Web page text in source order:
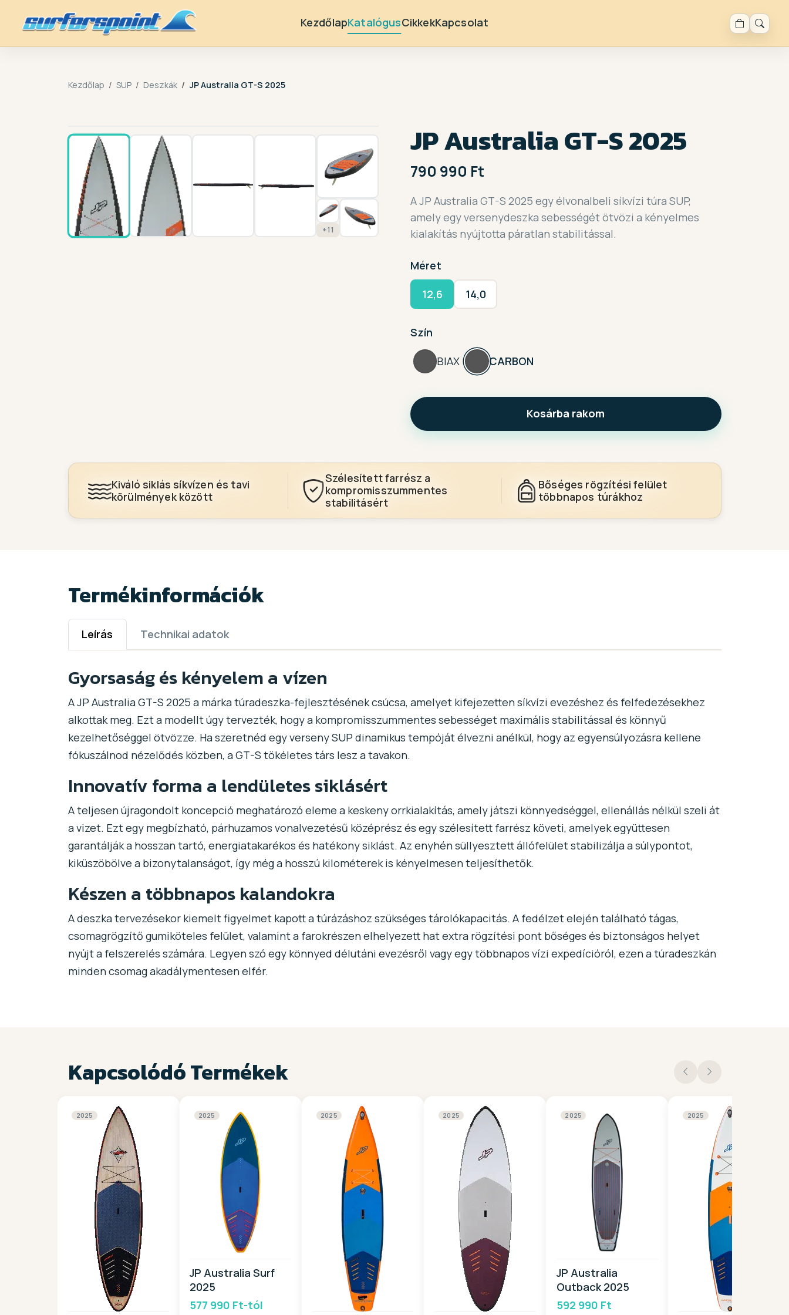
KezdőlapKatalógusCikkekKapcsolat
Kezdőlap SUP Deszkák JP Australia GT-S 2025
+11
JP Australia GT-S 2025
790 990 Ft
A JP Australia GT-S 2025 egy élvonalbeli síkvízi túra SUP,
amely egy versenydeszka sebességét ötvözi a kényelmes
kialakítás nyújtotta páratlan stabilitással.
Méret
12,6 14,0
Szín
BIAX CARBON
Kosárba rakom
Kiváló siklás síkvízen és tavi
körülmények között
Szélesített farrész a
kompromisszummentes
stabilitásért
Bőséges rögzítési felület
többnapos túrákhoz
Termékinformációk
Leírás Technikai adatok
Gyorsaság és kényelem a vízen
A JP Australia GT-S 2025 a márka túradeszka-fejlesztésének csúcsa, amelyet kifejezetten síkvízi evezéshez és felfedezésekhez
alkottak meg. Ezt a modellt úgy tervezték, hogy a kompromisszummentes sebességet maximális stabilitással és könnyű
kezelhetőséggel ötvözze. Ha szeretnéd egy verseny SUP dinamikus tempóját élvezni anélkül, hogy az egyensúlyozásra kellene
fókuszálnod nézelődés közben, a GT-S tökéletes társ lesz a tavakon.
Innovatív forma a lendületes siklásért
A teljesen újragondolt koncepció meghatározó eleme a keskeny orrkialakítás, amely játszi könnyedséggel, ellenállás nélkül szeli át
a vizet. Ezt egy megbízható, párhuzamos vonalvezetésű középrész és egy szélesített farrész követi, amelyek együttesen
garantálják a hosszan tartó, energiatakarékos és hatékony siklást. Az enyhén süllyesztett állófelület stabilizálja a súlypontot,
kiküszöbölve a bizonytalanságot, így még a hosszú kilométerek is kényelmesen teljesíthetők.
Készen a többnapos kalandokra
A deszka tervezésekor kiemelt figyelmet kapott a túrázáshoz szükséges tárolókapacitás. A fedélzet elején található tágas,
csomagrögzítő gumiköteles felület, valamint a farokrészen elhelyezett hat extra rögzítési pont bőséges és biztonságos helyet
nyújt a felszerelés számára. Legyen szó egy könnyed délutáni evezésről vagy egy többnapos vízi expedícióról, ezen a túradeszkán
minden csomag akadálymentesen elfér.
Kapcsolódó Termékek
2025 2025
JP Australia Surf
2025
577 990 Ft-tól
2025 2025 2025
JP Australia
Outback 2025
592 990 Ft
2025